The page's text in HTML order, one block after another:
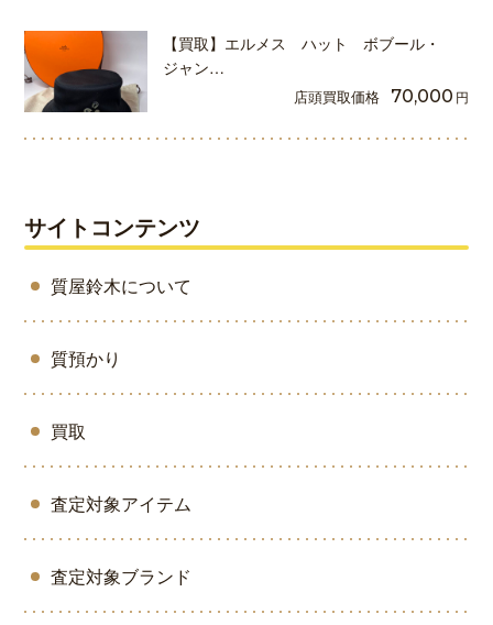
【買取】エルメス ハット ボブール・
ジャン…
店頭買取価格 70,000 円
サイトコンテンツ
質屋鈴木について
質預かり
買取
査定対象アイテム
査定対象ブランド